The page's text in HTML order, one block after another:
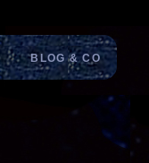
BLOG & CO